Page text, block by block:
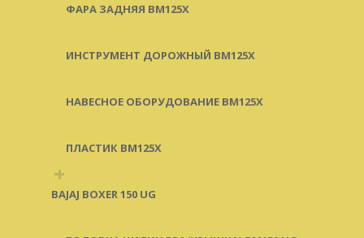
ФАРА ЗАДНЯЯ BM125X
ИНСТРУМЕНТ ДОРОЖНЫЙ BM125X
НАВЕСНОЕ ОБОРУДОВАНИЕ BM125X
ПЛАСТИК BM125X
+
BAJAJ BOXER 150 UG